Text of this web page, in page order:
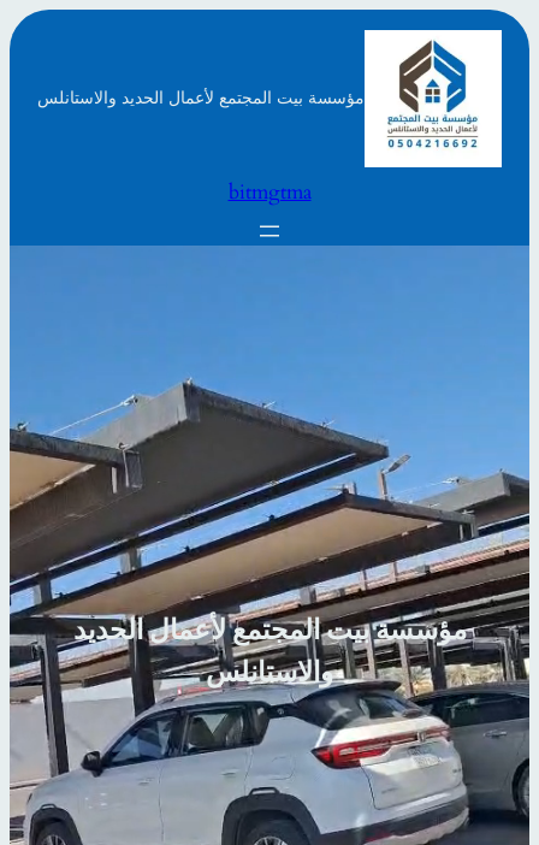
تخطى
إلى
المحتوى
مؤسسة بيت المجتمع لأعمال الحديد والاستانلس
bitmgtma
مؤسسة بيت المجتمع لأعمال الحديد
والاستانلس